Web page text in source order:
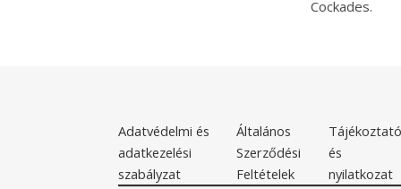
Cockades.
Adatvédelmi és
adatkezelési
szabályzat
Általános
Szerződési
Feltételek
és
nyilatkozat